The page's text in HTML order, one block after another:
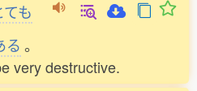
ても
る 。
very destructive.